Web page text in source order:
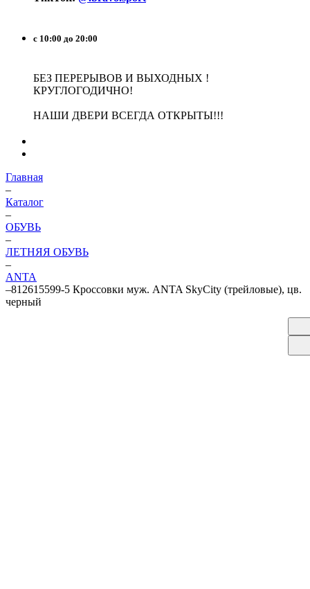
с 10:00 до 20:00
БЕЗ ПЕРЕРЫВОВ И ВЫХОДНЫХ !
КРУГЛОГОДИЧНО!
НАШИ ДВЕРИ ВСЕГДА ОТКРЫТЫ!!!
Главная
–
Каталог
–
ОБУВЬ
–
ЛЕТНЯЯ ОБУВЬ
–
ANTA
–812615599-5 Кроссовки муж. ANTA SkyCity (трейловые), цв.
черный